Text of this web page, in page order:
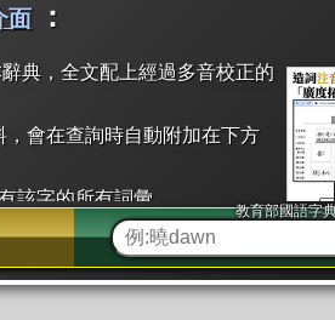
面 ：
典，全文配上經過多音校正的
，會在查詢時自動附加在下方
該字的所有詞彙。
首字」。也支援查詢「同注音」或「
，點擊便可瞬間「連續查詢」此字詞
教育部國語字